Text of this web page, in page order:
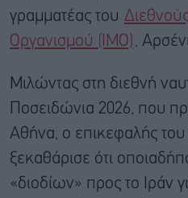
γραμματέας του
Οργανισμού (IMO) ,
Μιλώντας στη διεθνή
Ποσειδώνια 2026, που
Αθήνα, ο επικεφαλής του
ξεκαθάρισε ότι
«διοδίων» προς το Ιράν